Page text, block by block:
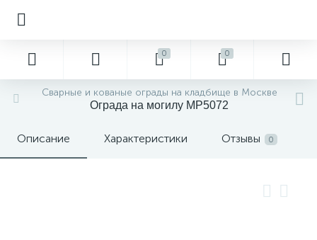
0 0
Сварные и кованые ограды на кладбище в Москве
Ограда на могилу MP5072
Описание Характеристики Отзывы 0